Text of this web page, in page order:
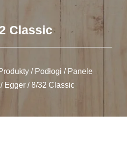
Classic
/ Podłogi / Panele
/ Egger /8/32 Classic